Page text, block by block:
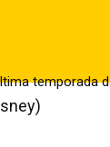
temporada